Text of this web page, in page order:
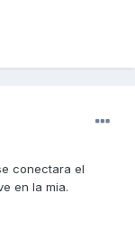
conectara el
en la mia.